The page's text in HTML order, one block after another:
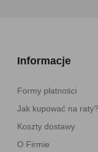
Informacje
Formy płatności
Jak kupować na raty?
Koszty dostawy
O Firmie